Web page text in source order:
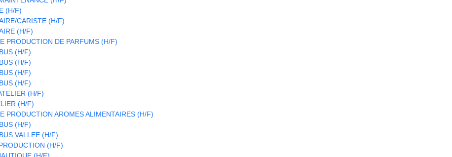
(H/F)
CARISTE (H/F)
(H/F)
PRODUCTION DE PARFUMS (H/F)
(H/F)
(H/F)
(H/F)
(H/F)
(H/F)
(H/F)
PRODUCTION AROMES ALIMENTAIRES (H/F)
(H/F)
VALLEE (H/F)
(H/F)